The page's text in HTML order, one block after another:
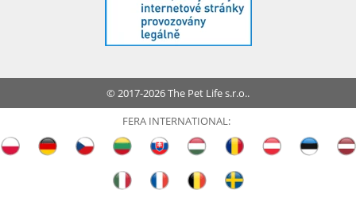
© 2017-2026 The Pet Life s.r.o..
FERA INTERNATIONAL: